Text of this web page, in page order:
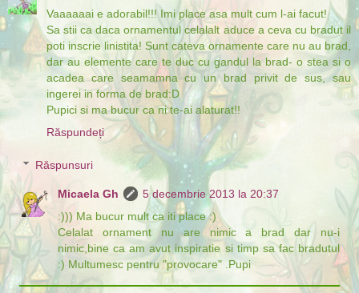
Vaaaaaai e adorabil!!! Imi place asa mult cum l-ai facut!
Sa stii ca daca ornamentul celalalt aduce a ceva cu bradut il
poti inscrie linistita! Sunt cateva ornamente care nu au brad,
dar au elemente care te duc cu gandul la brad- o stea si o
acadea care seamamna cu un brad privit de sus, sau
ingerei in forma de brad:D
Pupici si ma bucur ca ni te-ai alaturat!!
Răspundeți
Răspunsuri
Micaela Gh
5 decembrie 2013 la 20:37
:))) Ma bucur mult ca iti place :)
Celalat ornament nu are nimic a brad dar nu-i
nimic,bine ca am avut inspiratie si timp sa fac bradutul
:) Multumesc pentru "provocare" .Pupi